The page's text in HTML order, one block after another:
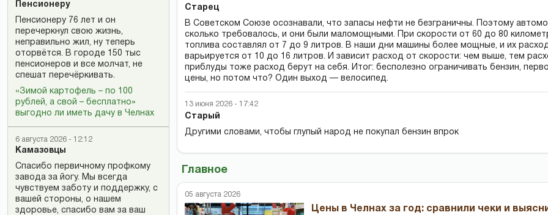
Пенсионеру
Пенсионеру 76 лет и он
перечеркнул свою жизнь,
неправильно жил, ну теперь
оторвётся. В городе 150 тыс
пенсионеров и все молчат, не
спешат перечёркивать.
«Зимой картофель – по 100
рублей, а свой – бесплатно»
выгодно ли иметь дачу в Челнах
6 августа 2026 - 12:12
Камазовцы
Спасибо первичному профкому
завода за йогу. Мы всегда
чувствуем заботу и поддержку, с
вашей стороны, о нашем
здоровье, спасибо вам за ваш
Старец
В Советском Союзе осознавали, что запасы нефти не безграничны. Поэтому
сколько требовалось, и они были маломощными. При скорости от 60 до 80
топлива составлял от 7 до 9 литров. В наши дни машины более мощные, и их
варьируется от 10 до 16 литров. И зависит расход от скорости: чем выше, тем
приблуды тоже расход берут на себя. Итог: бесполезно ограничивать бензин,
цены, но потом что? Один выход — велосипед.
13 июня 2026 - 17:42
Старый
Другими словами, чтобы глупый народ не покупал бензин впрок
Главное
05 августа 2026
Цены в Челнах за год: сравнили чеки и